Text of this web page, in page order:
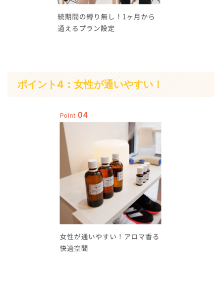
ポイント4：女性が通いやすい！